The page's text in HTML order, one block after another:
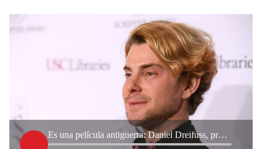
Es una película antiguerra: Daniel Dreifuss, productor de ‘Sin Novedad en el Frente’